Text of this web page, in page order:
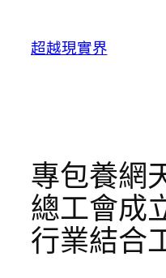
超越現實界
專包養網
總工會成
行業結合